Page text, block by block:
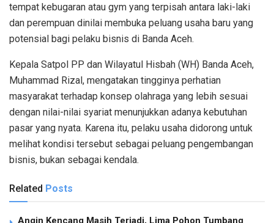
tempat kebugaran atau gym yang terpisah antara laki-laki
dan perempuan dinilai membuka peluang usaha baru yang
potensial bagi pelaku bisnis di Banda Aceh.
Kepala Satpol PP dan Wilayatul Hisbah (WH) Banda Aceh,
Muhammad Rizal, mengatakan tingginya perhatian
masyarakat terhadap konsep olahraga yang lebih sesuai
dengan nilai-nilai syariat menunjukkan adanya kebutuhan
pasar yang nyata. Karena itu, pelaku usaha didorong untuk
melihat kondisi tersebut sebagai peluang pengembangan
bisnis, bukan sebagai kendala.
Related Posts
Angin Kencang Masih Terjadi, Lima Pohon Tumbang